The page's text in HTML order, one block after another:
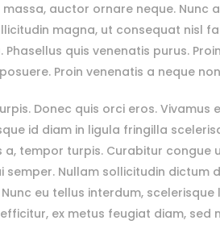
auctor ornare neque. Nunc
magna, ut consequat nisl
Phasellus quis venenatis purus.
Proin venenatis a neque
Donec quis orci eros.
id diam in ligula fringilla
tempor turpis. Curabitur
semper. Nullam sollicitudin
eu tellus interdum,
ex metus feugiat diam, sed